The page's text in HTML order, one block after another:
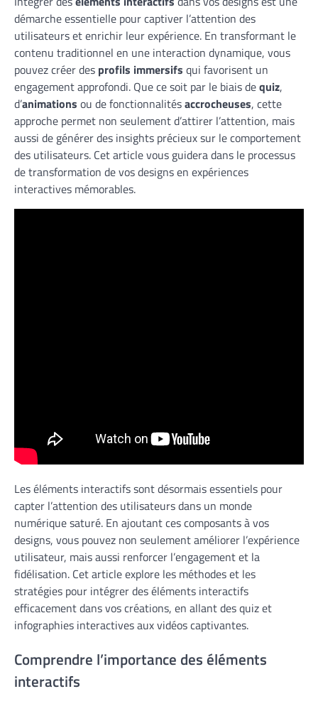
démarche essentielle pour captiver l’attention des
utilisateurs et enrichir leur expérience. En transformant le
contenu traditionnel en une interaction dynamique, vous
pouvez créer des profils immersifs qui favorisent un
engagement approfondi. Que ce soit par le biais dequiz,
d’animations ou de fonctionnalitésaccrocheuses, cette
approche permet non seulement d’attirer l’attention, mais
aussi de générer des insights précieux sur le comportement
des utilisateurs. Cet article vous guidera dans le processus
de transformation de vos designs en expériences
interactives mémorables.
Les éléments interactifs sont désormais essentiels pour
capter l’attention des utilisateurs dans un monde
numérique saturé. En ajoutant ces composants à vos
designs, vous pouvez non seulement améliorer l’expérience
utilisateur, mais aussi renforcer l’engagement et la
fidélisation. Cet article explore les méthodes et les
stratégies pour intégrer des éléments interactifs
efficacement dans vos créations, en allant des quiz et
infographies interactives aux vidéos captivantes.
Comprendre l’importance des éléments
interactifs